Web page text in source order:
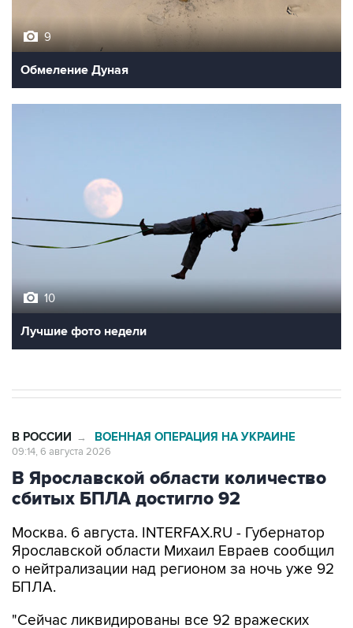
9
Обмеление Дуная
10
Лучшие фото недели
В РОССИИ → ВОЕННАЯ ОПЕРАЦИЯ НА УКРАИНЕ
09:14, 6 августа 2026
В Ярославской области количество
сбитых БПЛА достигло 92
Москва. 6 августа. INTERFAX.RU - Губернатор
Ярославской области Михаил Евраев сообщил
о нейтрализации над регионом за ночь уже 92
БПЛА.
"Сейчас ликвидированы все 92 вражеских